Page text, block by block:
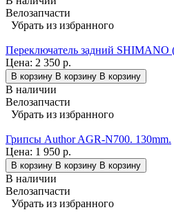
Велозапчасти
Убрать из избранного
Переключатель задний SHIMANO
Цена: 2 350 р.
В корзину В корзину В корзину
В наличии
Велозапчасти
Убрать из избранного
Грипсы Author AGR-N700. 130mm.
Цена: 1 950 р.
В корзину В корзину В корзину
В наличии
Велозапчасти
Убрать из избранного